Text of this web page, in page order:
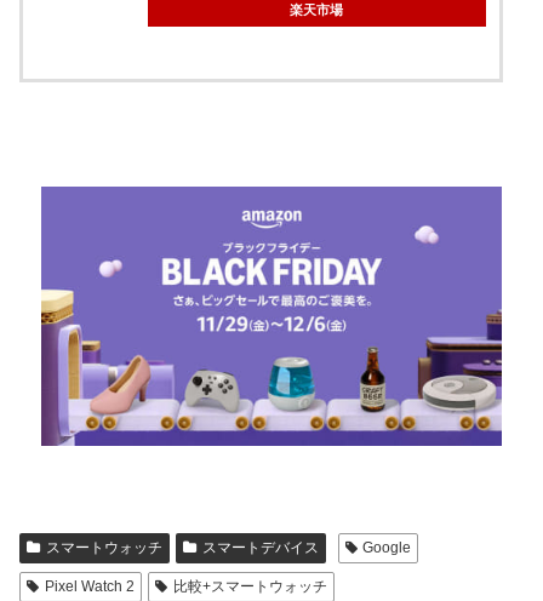
楽天市場
スマートウォッチ スマートデバイス Google
Pixel Watch 2 比較+スマートウォッチ